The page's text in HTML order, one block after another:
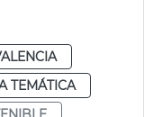
TEMÁTICA